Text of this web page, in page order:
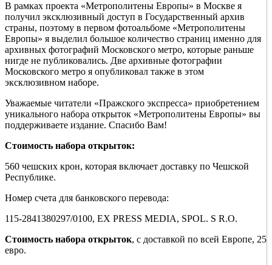
В рамках проекта «Метрополитены Европы» в Москве я
получил эксклюзивный доступ в Государственный архив
страны, поэтому в первом фотоальбоме «Метрополитены
Европы» я выделил большое количество страниц именно для
архивных фотографий Московского метро, которые раньше
нигде не публиковались. Две архивные фотографии
Московского метро я опубликовал также в этом
эксклюзивном наборе.
Уважаемые читатели «Пражского экспресса» приобретением
уникального набора открыток «Метрополитены Европы» вы
поддерживаете издание. Спасибо Вам!
Стоимость набора открыток:
560 чешских крон, которая включает доставку по Чешской
Республике.
Номер счета для банковского перевода:
115-2841380297/0100, EX PRESS MEDIA, SPOL. S R.O.
Стоимость набора открыток, с доставкой по всей Европе, 25
евро.